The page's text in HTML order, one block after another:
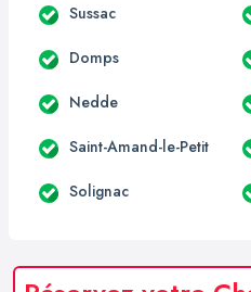
Sussac
Domps
Nedde
Saint-Amand-le-Petit
Solignac